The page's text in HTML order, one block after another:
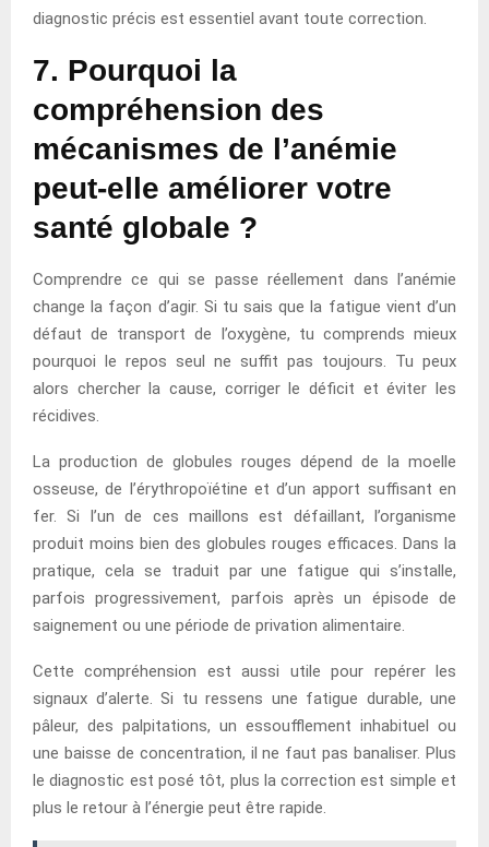
diagnostic précis est essentiel avant toute correction.
7. Pourquoi la
compréhension des
mécanismes de l’anémie
peut-elle améliorer votre
santé globale ?
Comprendre ce qui se passe réellement dans l’anémie
change la façon d’agir. Si tu sais que la fatigue vient d’un
défaut de transport de l’oxygène, tu comprends mieux
pourquoi le repos seul ne suffit pas toujours. Tu peux
alors chercher la cause, corriger le déficit et éviter les
récidives.
La production de globules rouges dépend de la moelle
osseuse, de l’érythropoïétine et d’un apport suffisant en
fer. Si l’un de ces maillons est défaillant, l’organisme
produit moins bien des globules rouges efficaces. Dans la
pratique, cela se traduit par une fatigue qui s’installe,
parfois progressivement, parfois après un épisode de
saignement ou une période de privation alimentaire.
Cette compréhension est aussi utile pour repérer les
signaux d’alerte. Si tu ressens une fatigue durable, une
pâleur, des palpitations, un essoufflement inhabituel ou
une baisse de concentration, il ne faut pas banaliser. Plus
le diagnostic est posé tôt, plus la correction est simple et
plus le retour à l’énergie peut être rapide.